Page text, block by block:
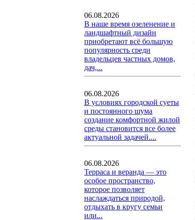
06.08.2026
В наше время озеленение и
ландшафтный дизайн
приобретают всё большую
популярность среди
владельцев частных домов,
дач,...
06.08.2026
В условиях городской суеты
и постоянного шума
создание комфортной жилой
среды становится все более
актуальной задачей....
06.08.2026
Терраса и веранда — это
особое пространство,
которое позволяет
наслаждаться природой,
отдыхать в кругу семьи
или...